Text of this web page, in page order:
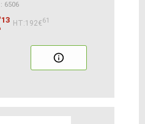
6506
13 HT:192€61